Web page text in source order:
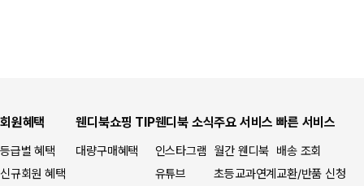
회원혜택
등급별 혜택
신규회원 혜택
웬디북쇼핑 TIP
대량구매혜택
웬디북 소식
인스타그램
유튜브
주요 서비스
월간 웬디북
초등교과연계
빠른 서비스
배송 조회
교환/반품 신청